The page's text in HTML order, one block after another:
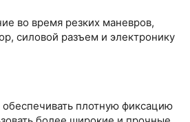
во время резких маневров,
силовой разъем и электронику
плотную фиксацию